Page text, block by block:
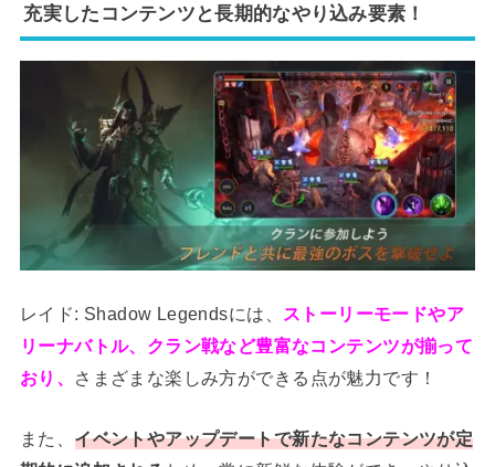
充実したコンテンツと長期的なやり込み要素！
レイド: Shadow Legendsには、
ストーリーモードやア
リーナバトル、クラン戦など豊富なコンテンツが揃って
おり、
さまざまな楽しみ方ができる点が魅力です！
また、 イベントやアップデートで新たなコンテンツが定